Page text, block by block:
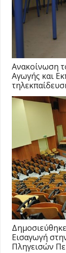
Ανακοίνωση
Αγωγής και
Εισαγωγή
Πληγεισών